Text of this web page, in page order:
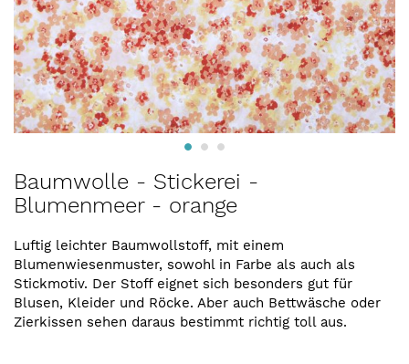
Anfang
der
springen
Baumwolle - Stickerei -
Blumenmeer - orange
Luftig leichter Baumwollstoff, mit einem
Blumenwiesenmuster, sowohl in Farbe als auch als
Stickmotiv. Der Stoff eignet sich besonders gut für
Blusen, Kleider und Röcke. Aber auch Bettwäsche oder
Zierkissen sehen daraus bestimmt richtig toll aus.